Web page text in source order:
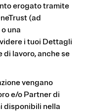
erogato tramite
(ad
una
i tuoi Dettagli
lavoro, anche se
vengano
e/o Partner di
disponibili nella